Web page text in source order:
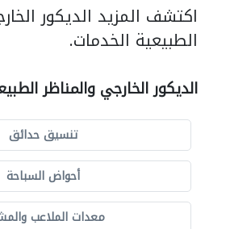
اكتشف المزيد الديكور
الطبيعية الخدمات.
الديكور الخارجي والمناظر
تنسيق حدائق
أحواض السباحة
معدات الملاعب